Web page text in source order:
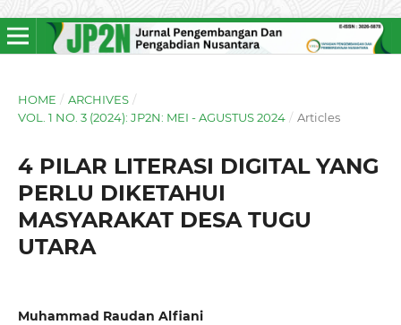
HOME / ARCHIVES /
VOL. 1 NO. 3 (2024): JP2N: MEI - AGUSTUS 2024 / Articles
4 PILAR LITERASI DIGITAL YANG
PERLU DIKETAHUI
MASYARAKAT DESA TUGU
UTARA
Muhammad Raudan Alfiani